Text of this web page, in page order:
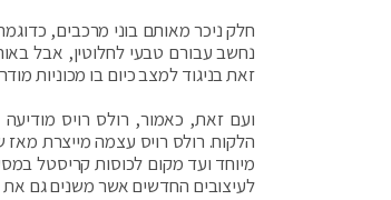
נחשב עבורם טבעי לחלוטין, אבל
זאת בניגוד למצב כיום בו מכוניות
מיוחד ועד מקום לכוסות קריסטל
לעיצובים החדשים אשר משנים גם את